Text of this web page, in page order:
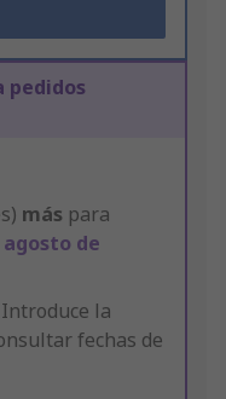
pedidos
más para
agosto de
Introduce la
fechas de